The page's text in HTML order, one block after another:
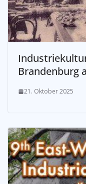
Brandenburg
21. Oktober 2025